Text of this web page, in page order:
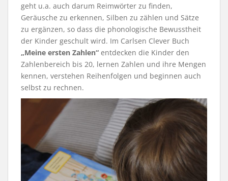
geht u.a. auch darum Reimwörter zu finden,
Geräusche zu erkennen, Silben zu zählen und Sätze
zu ergänzen, so dass die phonologische Bewusstheit
der Kinder geschult wird. Im Carlsen Clever Buch
„Meine ersten Zahlen“ entdecken die Kinder den
Zahlenbereich bis 20, lernen Zahlen und ihre Mengen
kennen, verstehen Reihenfolgen und beginnen auch
selbst zu rechnen.